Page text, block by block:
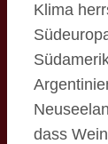
Klima
dass